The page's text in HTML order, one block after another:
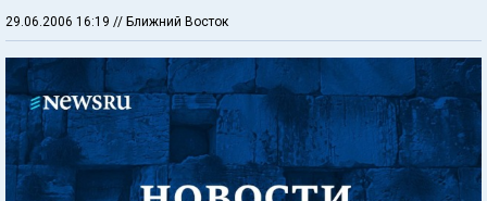
29.06.2006 16:19 // Ближний Восток